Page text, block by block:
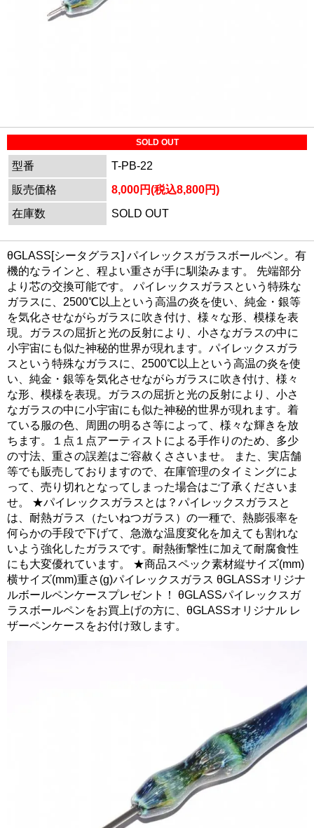
SOLD OUT
型番
T-PB-22
販売価格
8,000円(税込8,800円)
在庫数
SOLD OUT
θGLASS[シータグラス] パイレックスガラスボールペン。有
機的なラインと、程よい重さが手に馴染みます。 先端部分
より芯の交換可能です。 パイレックスガラスという特殊な
ガラスに、2500℃以上という高温の炎を使い、純金・銀等
を気化させながらガラスに吹き付け、様々な形、模様を表
現。ガラスの屈折と光の反射により、小さなガラスの中に
小宇宙にも似た神秘的世界が現れます。パイレックスガラ
スという特殊なガラスに、2500℃以上という高温の炎を使
い、純金・銀等を気化させながらガラスに吹き付け、様々
な形、模様を表現。ガラスの屈折と光の反射により、小さ
なガラスの中に小宇宙にも似た神秘的世界が現れます。着
ている服の色、周囲の明るさ等によって、様々な輝きを放
ちます。１点１点アーティストによる手作りのため、多少
の寸法、重さの誤差はご容赦くささいませ。 また、実店舗
等でも販売しておりますので、在庫管理のタイミングによ
って、売り切れとなってしまった場合はご了承くださいま
せ。 ★パイレックスガラスとは？パイレックスガラスと
は、耐熱ガラス（たいねつガラス）の一種で、熱膨張率を
何らかの手段で下げて、急激な温度変化を加えても割れな
いよう強化したガラスです。耐熱衝撃性に加えて耐腐食性
にも大変優れています。 ★商品スペック素材縦サイズ(mm)
横サイズ(mm)重さ(g)パイレックスガラス θGLASSオリジナ
ルボールペンケースプレゼント！ θGLASSパイレックスガ
ラスボールペンをお買上げの方に、θGLASSオリジナル レ
ザーペンケースをお付け致します。